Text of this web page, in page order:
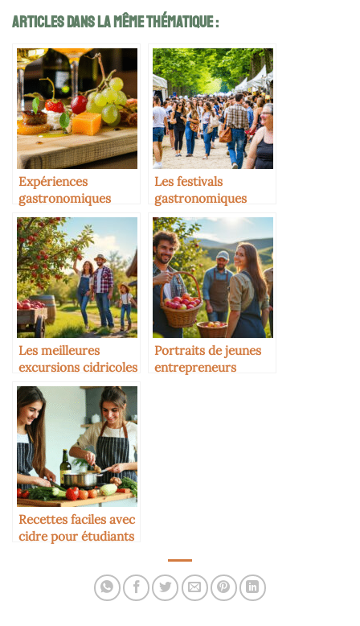
Articles Dans La Même Thématique :
Expériences
gastronomiques
insolites avec le cidre
Les festivals
gastronomiques
comme levier de
visibilité
Les meilleures
excursions cidricoles
à faire en famille
Portraits de jeunes
entrepreneurs
Recettes faciles avec
cidre pour étudiants